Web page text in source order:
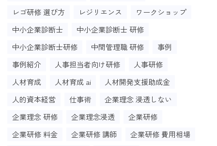
レゴ研修 選び方
レジリエンス
ワークショップ
中小企業診断士
中小企業診断士 研修
中小企業診断士研修
中間管理職 研修
事例
事例紹介
人事担当者向け研修
人事研修
人材育成
人材育成 ai
人材開発支援助成金
人的資本経営
仕事術
企業理念 浸透しない
企業理念 研修
企業理念浸透
企業研修
企業研修 料金
企業研修 講師
企業研修 費用相場